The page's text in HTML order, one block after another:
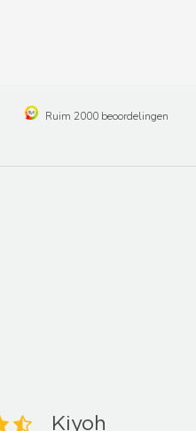
Ruim 2000 beoordelingen